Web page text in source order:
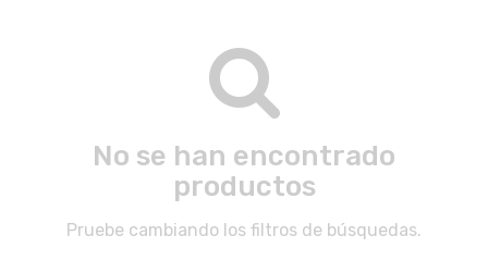
No se han encontrado
productos
Pruebe cambiando los filtros de búsquedas.